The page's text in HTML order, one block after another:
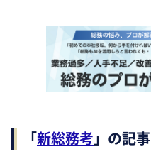
「新総務考」の記事